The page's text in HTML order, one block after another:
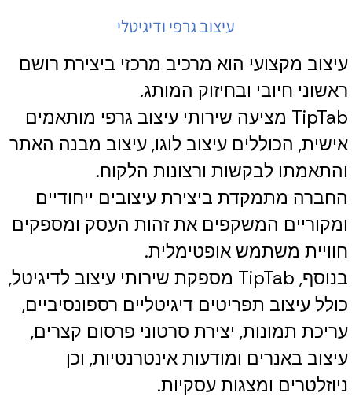
עיצוב גרפי ודיגיטלי
עיצוב מקצועי הוא מרכיב מרכזי ביצירת רושם
ראשוני חיובי ובחיזוק המותג.
TipTab מציעה שירותי עיצוב גרפי מותאמים
אישית, הכוללים עיצוב לוגו, עיצוב מבנה האתר
והתאמתו לבקשות ורצונות הלקוח.
החברה מתמקדת ביצירת עיצובים ייחודיים
ומקוריים המשקפים את זהות העסק ומספקים
חוויית משתמש אופטימלית.
בנוסף, TipTab מספקת שירותי עיצוב לדיגיטל,
כולל עיצוב תפריטים דיגיטליים רספונסיביים,
עריכת תמונות, יצירת סרטוני פרסום קצרים,
עיצוב באנרים ומודעות אינטרנטיות, וכן
ניוזלטרים ומצגות עסקיות.